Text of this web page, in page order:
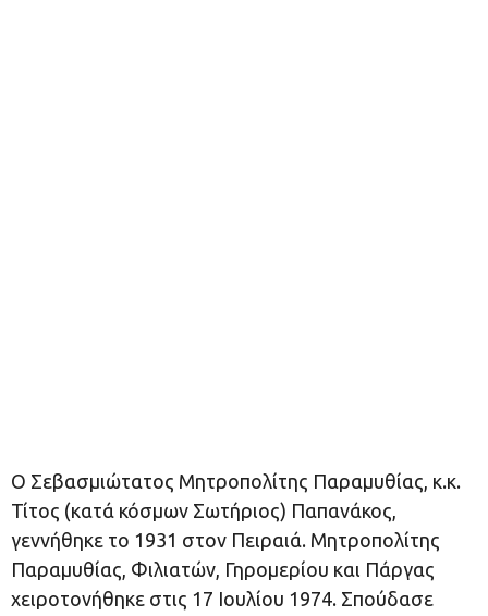
Ο Σεβασμιώτατος Μητροπολίτης Παραμυθίας, κ.κ.
Τίτος (κατά κόσμων Σωτήριος) Παπανάκος,
γεννήθηκε το 1931 στον Πειραιά. Μητροπολίτης
Παραμυθίας, Φιλιατών, Γηρομερίου και Πάργας
χειροτονήθηκε στις 17 Ιουλίου 1974. Σπούδασε